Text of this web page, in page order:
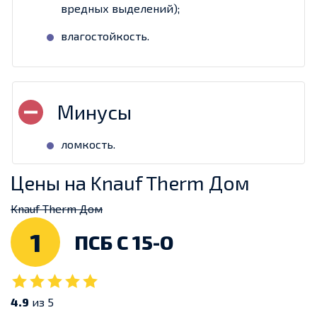
вредных выделений);
влагостойкость.
ломкость.
Цены на Knauf Therm Дом
Knauf Therm Дом
1 ПСБ С 15-О
4.9 из 5